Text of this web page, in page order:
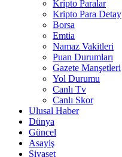
Kripto Paralar
Kripto Para Detay
Borsa
Emtia
Namaz Vakitleri
Puan Durumları
Gazete Manşetleri
Yol Durumu
Canlı Tv
Canlı Skor
Ulusal Haber
Dünya
Güncel
Asayiş
Siyaset